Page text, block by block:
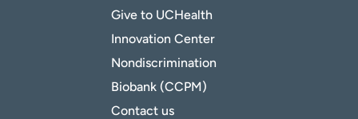
Give to UCHealth
Innovation Center
Nondiscrimination
Biobank (CCPM)
Contact us